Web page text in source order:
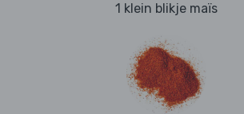
1 klein blikje maïs